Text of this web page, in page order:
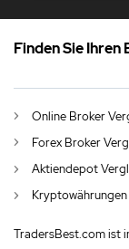
Finden Sie Ihren
Online Broker
Forex Broker
Aktiendepot
TradersBest.com ist
DE
AU English
English
GB English
IN English
NZ English